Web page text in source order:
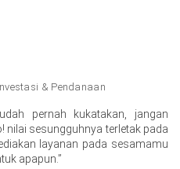
& Pendanaan
pernah kukatakan, jangan
nilai sesungguhnya terletak pada
layanan pada sesamamu
apapun.”